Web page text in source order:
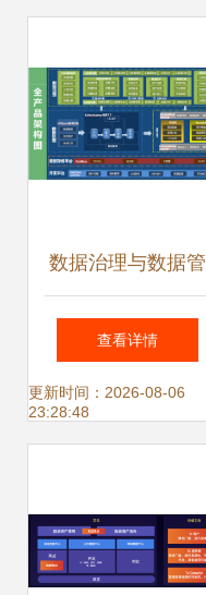
数据治理与数据管
理的双轮驱动 构建
面向未来的数据处
查看详情
更新时间：2026-08-06
23:28:48